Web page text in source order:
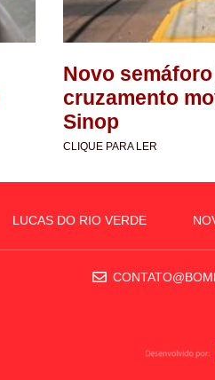
Novo
cruzamento
Sinop
CLIQUE PARA LER
LUCAS DO RIO VERDE